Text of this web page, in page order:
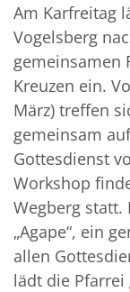
Am Karfreitag
Vogelsberg
gemeinsamen
Kreuzen ein.
März) treffen
gemeinsam
Gottesdienst
Workshop
Wegberg
„Agape“, ein
allen
lädt die Pfarrei